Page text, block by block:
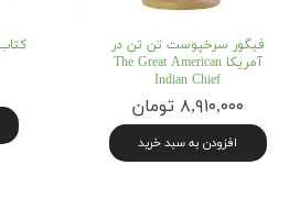
فیگور سرخپوست تن تن در
آمریکا The Great American
Indian Chief
۸,۹۱۰,۰۰۰ تومان
افزودن به سبد خرید